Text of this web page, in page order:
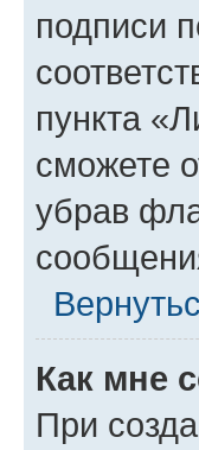
подписи
пункта
сможете
убрав
Как мне
При